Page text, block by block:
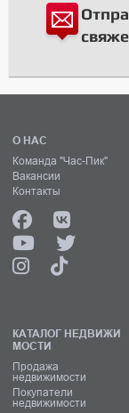
О НАС
Команда "Час-Пик"
Вакансии
Контакты
КАТАЛОГ НЕДВИЖИ
МОСТИ
Продажа
недвижимости
Покупатели
недвижимости